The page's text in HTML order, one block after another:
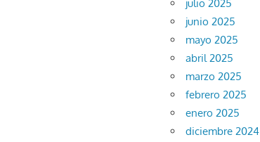
julio 2025
junio 2025
mayo 2025
abril 2025
marzo 2025
febrero 2025
enero 2025
diciembre 2024